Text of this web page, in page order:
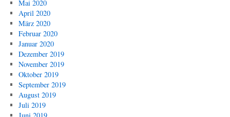
Mai 2020
April 2020
März 2020
Februar 2020
Januar 2020
Dezember 2019
November 2019
Oktober 2019
September 2019
August 2019
Juli 2019